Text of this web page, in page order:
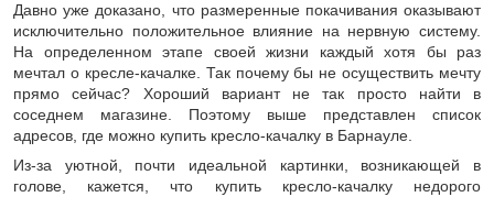
Давно уже доказано, что размеренные покачивания оказывают
исключительно положительное влияние на нервную систему.
На определенном этапе своей жизни каждый хотя бы раз
мечтал о кресле-качалке. Так почему бы не осуществить мечту
прямо сейчас? Хороший вариант не так просто найти в
соседнем магазине. Поэтому выше представлен список
адресов, где можно купить кресло-качалку в Барнауле.
Из-за уютной, почти идеальной картинки, возникающей в
голове, кажется, что купить кресло-качалку недорого